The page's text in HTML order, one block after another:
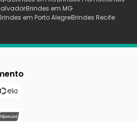
Brindes em MG
em Porto AlegreBrindes Recife